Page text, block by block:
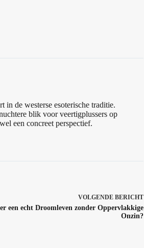
de westerse esoterische traditie.
blik voor veertigplussers op
een concreet perspectief.
VOLGENDEBERICHT
een echt Droomleven zonder Oppervlakkige
Onzin?